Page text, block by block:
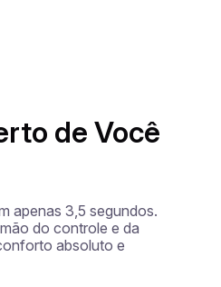
de Você
apenas 3,5 segundos.
do controle e da
absoluto e